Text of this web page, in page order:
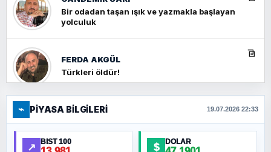
Bir odadan taşan ışık ve yazmakla başlayan
yolculuk
FERDA AKGÜL
Türkleri öldür!
FERHAT BÜYÜKKALKAN
Ankara Zirvesi: NATO Toplantısı mı, Yeni
Ortadoğu Haritasının Provası mı?
⌁ PIYASA BILGILERI 19.07.2026 22:33
↗ BIST 100 $ DOLAR